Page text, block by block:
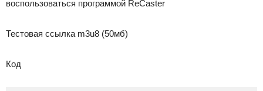
воспользоваться программой ReCaster
Тестовая ссылка m3u8 (50мб)
Код